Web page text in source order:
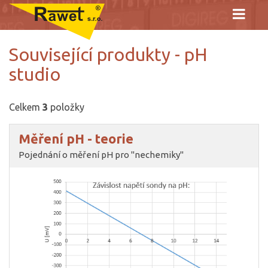
Související produkty - pH
studio
Celkem 3 položky
Měření pH - teorie
Pojednání o měření pH pro "nechemiky"